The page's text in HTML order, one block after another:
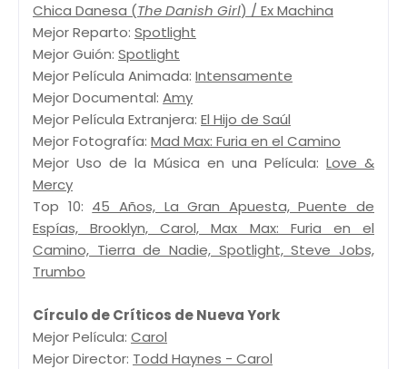
Chica Danesa (The Danish Girl) / Ex Machina
Mejor Reparto: Spotlight
Mejor Guión: Spotlight
Mejor Película Animada: Intensamente
Mejor Documental: Amy
Mejor Película Extranjera: El Hijo de Saúl
Mejor Fotografía: Mad Max: Furia en el Camino
Mejor Uso de la Música en una Película: Love &
Mercy
Top 10: 45 Años, La Gran Apuesta, Puente de
Espías, Brooklyn, Carol, Max Max: Furia en el
Camino, Tierra de Nadie, Spotlight, Steve Jobs,
Trumbo
Círculo de Críticos de Nueva York
Mejor Película: Carol
Mejor Director: Todd Haynes - Carol